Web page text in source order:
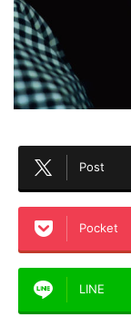
Post
Pocket
LINE